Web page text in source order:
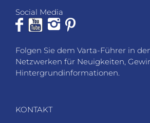
Social Media
Folgen Sie dem Varta-Führer in
Netzwerken für Neuigkeiten,
Hintergrundinformationen.
KONTAKT